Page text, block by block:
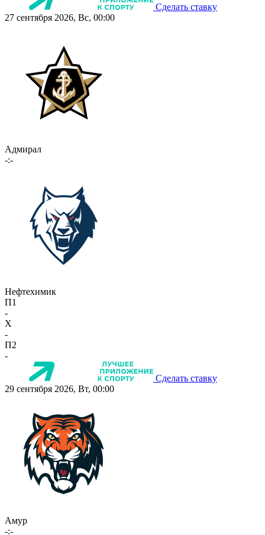
Сделать ставку
27 сентября 2026, Вс, 00:00
Адмирал
-:-
Нефтехимик
П1
-
X
-
П2
-
Сделать ставку
29 сентября 2026, Вт, 00:00
Амур
-:-